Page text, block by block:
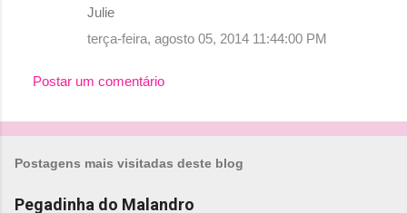
Julie
terça-feira, agosto 05, 2014 11:44:00 PM
Postar um comentário
Postagens mais visitadas deste blog
Pegadinha do Malandro